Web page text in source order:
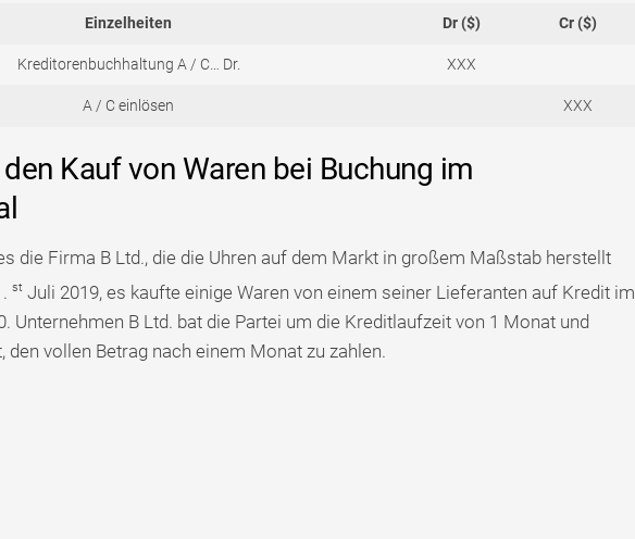
Einzelheiten Dr ($) Cr ($)
Kreditorenbuchhaltung A / C… Dr. XXX
A / C einlösen XXX
Kauf von Waren bei Buchung im
die Firma B Ltd., die die Uhren auf dem Markt in großem Maßstab herstellt
st Juli 2019, es kaufte einige Waren von einem seiner Lieferanten auf Kredit im
Unternehmen B Ltd. bat die Partei um die Kreditlaufzeit von 1 Monat und
den vollen Betrag nach einem Monat zu zahlen.